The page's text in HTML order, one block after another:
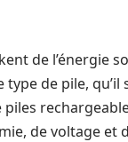
de l’énergie
de pile, qu’il
piles
de voltage et